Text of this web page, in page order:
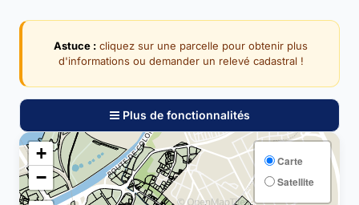
Astuce : cliquez sur une parcelle pour obtenir plus
d'informations ou demander un relevé cadastral !
Plus de fonctionnalités
+
−
Carte
Satellite